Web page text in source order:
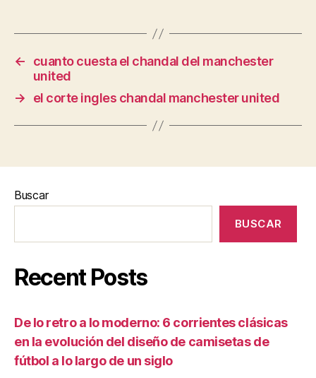
←
cuanto cuesta el chandal del manchester
united
→
el corte ingles chandal manchester united
Buscar
BUSCAR
Recent Posts
De lo retro a lo moderno: 6 corrientes clásicas
en la evolución del diseño de camisetas de
fútbol a lo largo de un siglo